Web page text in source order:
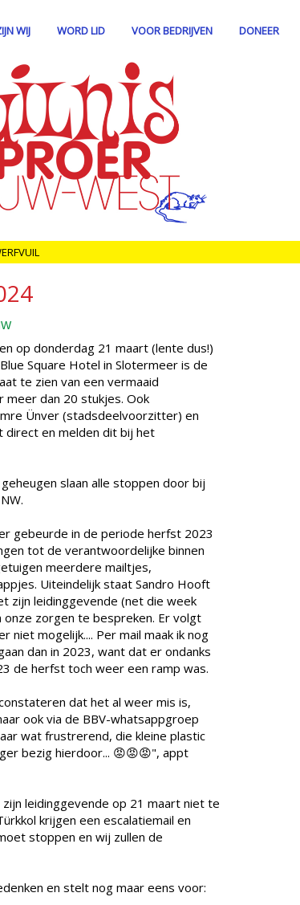
WIJ WORD LID VOOR BEDRIJVEN DONEER
op donderdag 21 maart (lente dus!)
Square Hotel in Slotermeer is de
te zien van een vermaaid
meer dan 20 stukjes. Ook
Ünver (stadsdeelvoorzitter) en
direct en melden dit bij het
slaan alle stoppen door bij
gebeurde in de periode herfst 2023
tot de verantwoordelijke binnen
meerdere mailtjes,
Uiteindelijk staat Sandro Hooft
zijn leidinggevende (net die week
zorgen te bespreken. Er volgt
niet mogelijk.... Per mail maak ik nog
dan in 2023, want dat er ondanks
de herfst toch weer een ramp was.
dat het al weer mis is,
ook via de BBV-whatsappgroep
wat frustrerend, die kleine plastic
bezig hierdoor... 😡😡😡", appt
leidinggevende op 21 maart niet te
krijgen een escalatiemail en
stoppen en wij zullen de
en stelt nog maar eens voor: